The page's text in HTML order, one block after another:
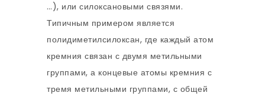
…), или силоксановыми связями.
Типичным примером является
полидиметилсилоксан, где каждый атом
кремния связан с двумя метильными
группами, а концевые атомы кремния с
тремя метильными группами, с общей